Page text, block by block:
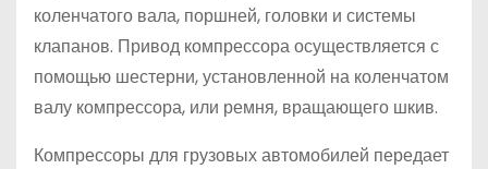
коленчатого вала, поршней, головки и системы
клапанов. Привод компрессора осуществляется с
помощью шестерни, установленной на коленчатом
валу компрессора, или ремня, вращающего шкив.
Компрессоры для грузовых автомобилей передает